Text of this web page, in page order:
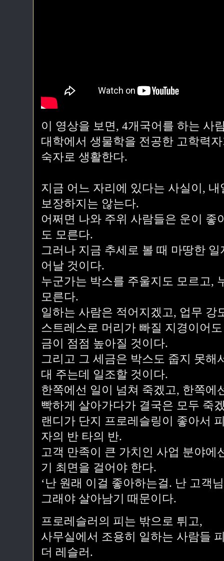
이 영상을 보면, 4개국어를 하는 사
대학에서 생물학을 전공한 고학력
숙자로 생활한다.
지금 어느 자리에 있다는 사실이,
보장하지는 않는다.
어쩌면 나와 주위 사람들은 운이 좋
도 모른다.
그러나 지금 추세로 볼 때 마땅한
어날 것이다.
누군가는 박스를 주울지도 모르고,
모른다.
일하는 사람은 적어지겠고, 업무 강
스트레스로 머리가 빠질 지경이어
금이 점점 높아질 것이다.
그리고 그 세금은 박스도 줍지 못해
대 주는데 일조할 것이다.
한쪽에선 일이 넘쳐 죽겠고, 한쪽에
빡하게 살아가다가 결국은 모두 죽
랜디가 단지 프로레슬링이 좋아서
자의 반 타의 반.
고객 만족이 큰 가치인 사업 분야에
기 최면을 걸어야 한다.
‘난 원래 이걸 좋아하는걸. 난 고객
그래야 살아남기 때문이다.
프로레슬러의 피는 밖으로 튀고,
사무실에서 조용히 일하는 사람들
더 레슬러.